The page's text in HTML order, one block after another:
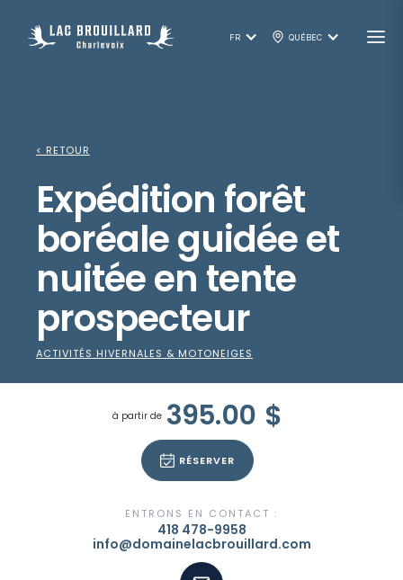
FR QUÉBEC
< RETOUR
Expédition forêt
boréale guidée et
nuitée en tente
prospecteur
ACTIVITÉS HIVERNALES & MOTONEIGES
à partir de 395.00 $
RÉSERVER
ENTRONS EN CONTACT :
418 478-9958
info@domainelacbrouillard.com